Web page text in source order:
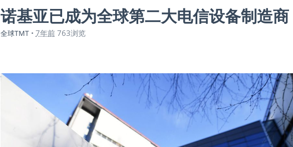
诺基亚已成为全球第二大电信设备制造商
全球TMT • 7年前 763浏览